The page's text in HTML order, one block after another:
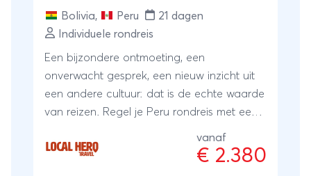
Bolivia, Peru
21 dagen
Individuele rondreis
Een bijzondere ontmoeting, een
onverwacht gesprek, een nieuw inzicht uit
een andere cultuur: dat is de echte waarde
van reizen. Regel je Peru rondreis met een
Zij wonen er zelf en met hun ervaring en
vanaf
€ 2.380